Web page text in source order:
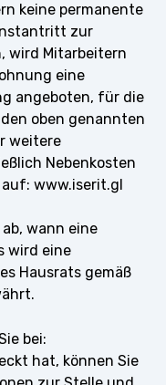
keine permanente
zur
wird Mitarbeitern
eine
angeboten, für die
oben genannten
weitere
Nebenkosten
www.iserit.gl
wann eine
wird eine
Hausrats gemäß
bei:
hat, können Sie